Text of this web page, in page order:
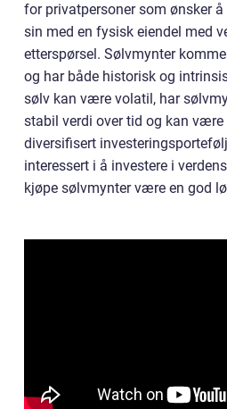
for privatpersoner som ønsker
sin med en fysisk eiendel med
etterspørsel. Sølvmynter
og har både historisk og
sølv kan være volatil, har
stabil verdi over tid og kan være
diversifisert
interessert i å investere i
kjøpe sølvmynter være en god